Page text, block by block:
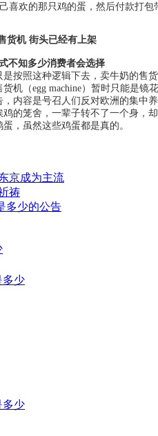
喜欢的那只鸡的蛋，然后付款打包
货机 街头已经有上架
不知多少消费者会选择
按照这种逻辑下去，卖牛奶的售
机（egg machine）暂时只能是镜
，内容是号召人们反对欧洲的集中
的笼舍，一辈子转不了一个身，
，虽然这些鸡蛋都是真的。
京成为主流
祷
多少的公告
多少
多少